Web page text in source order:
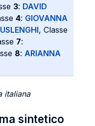
3: DAVID
4: GIOVANNA
, Classe
7:
8: ARIANNA
italiana
sintetico